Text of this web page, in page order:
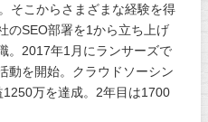
そこからさまざまな経験を得
のSEO部署を1から立ち上げ
。2017年1月にランサーズで
動を開始。クラウドソーシン
万を達成。2年目は1700